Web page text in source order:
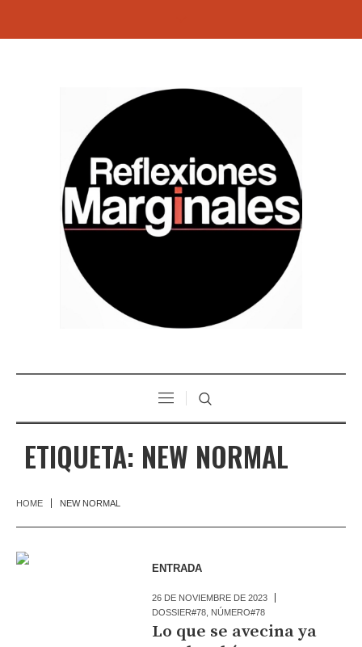
ETIQUETA: NEW NORMAL
HOME NEW NORMAL
ENTRADA
26 DE NOVIEMBRE DE 2023
DOSSIER#78 NÚMERO#78
Lo que se avecina ya